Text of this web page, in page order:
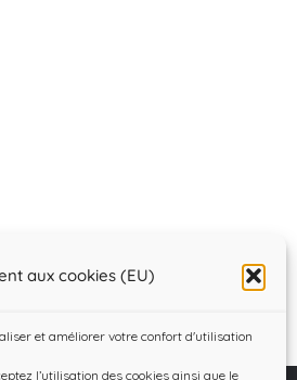
aux cookies (EU)
et améliorer votre confort d'utilisation
l’utilisation des cookies ainsi que le